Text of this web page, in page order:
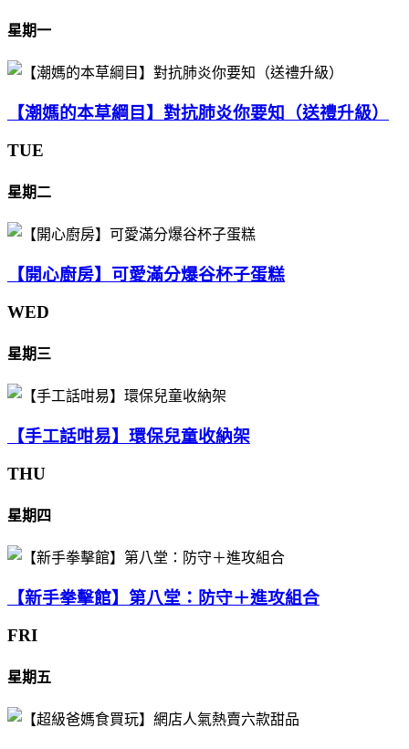
星期一
【潮媽的本草綱目】對抗肺炎你要知（送禮升級）
TUE
星期二
【開心廚房】可愛滿分爆谷杯子蛋糕
WED
星期三
【手工話咁易】環保兒童收納架
THU
星期四
【新手拳擊館】第八堂：防守＋進攻組合
FRI
星期五